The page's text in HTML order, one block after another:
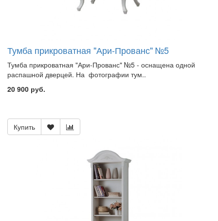
Тумба прикроватная "Ари-Прованс" №5
Тумба прикроватная "Ари-Прованс" №5 - оснащена одной
распашной дверцей. На фотографии тум..
20 900 руб.
Купить